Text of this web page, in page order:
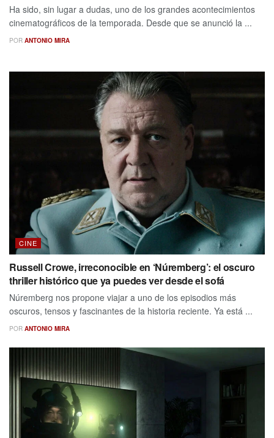
Ha sido, sin lugar a dudas, uno de los grandes acontecimientos
cinematográficos de la temporada. Desde que se anunció la ...
POR ANTONIO MIRA
CINE
Russell Crowe, irreconocible en ‘Núremberg’: el oscuro
thriller histórico que ya puedes ver desde el sofá
Núremberg nos propone viajar a uno de los episodios más
oscuros, tensos y fascinantes de la historia reciente. Ya está ...
POR ANTONIO MIRA